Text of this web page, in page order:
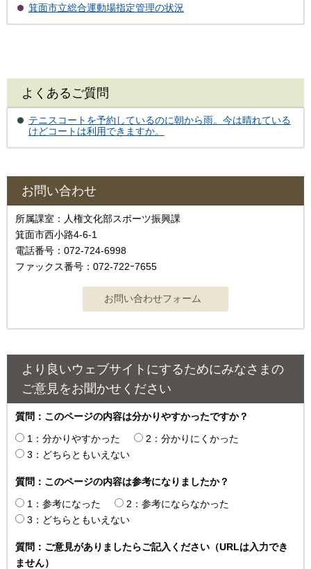
箕面市立総合運動場指定管理の状況
よくあるご質問
テニスコートを予約しているのに朝から雨。今は晴れている
けどコートは利用できますか。
お問い合わせ
所属課室：人権文化部スポーツ振興課
箕面市西小路4-6-1
電話番号：072-724-6998
ファックス番号：072-722ｰ7655
より良いウェブサイトにするためにみなさまの
ご意見をお聞かせください
質問：このページの内容は分かりやすかったですか？
1：分かりやすかった
2：分かりにくかった
3：どちらともいえない
質問：このページの内容は参考になりましたか？
1：参考になった
2：参考にならなかった
3：どちらともいえない
質問：ご意見がありましたらご記入ください（URLは入力でき
ません）